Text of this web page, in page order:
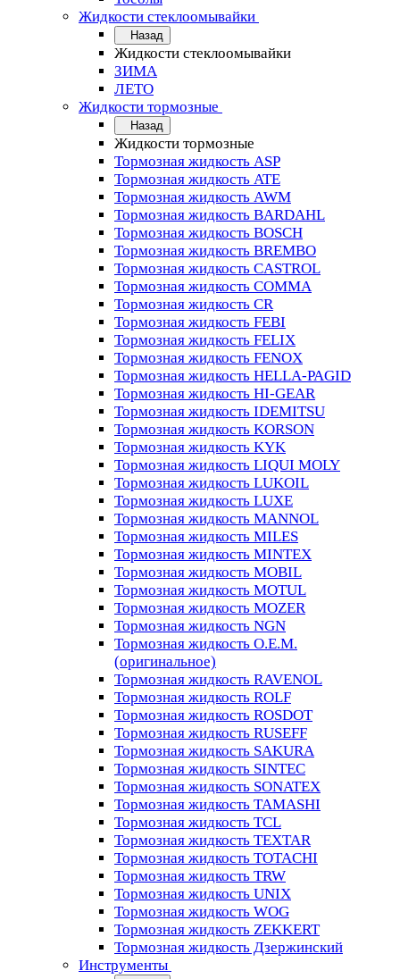
Жидкости стеклоомывайки
Назад
Жидкости стеклоомывайки
ЗИМА
ЛЕТО
Жидкости тормозные
Назад
Жидкости тормозные
Тормозная жидкость ASP
Тормозная жидкость ATE
Тормозная жидкость AWM
Тормозная жидкость BARDAHL
Тормозная жидкость BOSCH
Тормозная жидкость BREMBO
Тормозная жидкость CASTROL
Тормозная жидкость COMMA
Тормозная жидкость CR
Тормозная жидкость FEBI
Тормозная жидкость FELIX
Тормозная жидкость FENOX
Тормозная жидкость HELLA-PAGID
Тормозная жидкость HI-GEAR
Тормозная жидкость IDEMITSU
Тормозная жидкость KORSON
Тормозная жидкость KYK
Тормозная жидкость LIQUI MOLY
Тормозная жидкость LUKOIL
Тормозная жидкость LUXE
Тормозная жидкость MANNOL
Тормозная жидкость MILES
Тормозная жидкость MINTEX
Тормозная жидкость MOBIL
Тормозная жидкость MOTUL
Тормозная жидкость MOZER
Тормозная жидкость NGN
Тормозная жидкость O.E.M.
(оригинальное)
Тормозная жидкость RAVENOL
Тормозная жидкость ROLF
Тормозная жидкость ROSDOT
Тормозная жидкость RUSEFF
Тормозная жидкость SAKURA
Тормозная жидкость SINTEC
Тормозная жидкость SONATEX
Тормозная жидкость TAMASHI
Тормозная жидкость TCL
Тормозная жидкость TEXTAR
Тормозная жидкость TOTACHI
Тормозная жидкость TRW
Тормозная жидкость UNIX
Тормозная жидкость WOG
Тормозная жидкость ZEKKERT
Тормозная жидкость Дзержинский
Инструменты